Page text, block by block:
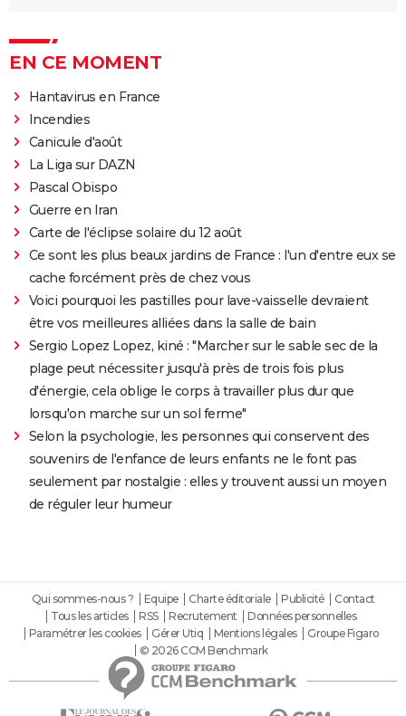
EN CE MOMENT
Hantavirus en France
Incendies
Canicule d'août
La Liga sur DAZN
Pascal Obispo
Guerre en Iran
Carte de l'éclipse solaire du 12 août
Ce sont les plus beaux jardins de France : l'un d'entre eux se
cache forcément près de chez vous
Voici pourquoi les pastilles pour lave-vaisselle devraient
être vos meilleures alliées dans la salle de bain
Sergio Lopez Lopez, kiné : "Marcher sur le sable sec de la
plage peut nécessiter jusqu'à près de trois fois plus
d'énergie, cela oblige le corps à travailler plus dur que
lorsqu'on marche sur un sol ferme"
Selon la psychologie, les personnes qui conservent des
souvenirs de l'enfance de leurs enfants ne le font pas
seulement par nostalgie : elles y trouvent aussi un moyen
de réguler leur humeur
Qui sommes-nous ? Equipe Charte éditoriale Publicité
Contact
Tous les articles
RSS Recrutement
Données personnelles
Paramétrer les cookies
Gérer Utiq Mentions légales
Groupe Figaro
© 2026 CCM Benchmark